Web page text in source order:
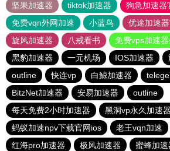
坚果加速器
tiktok加速器
狗急加速器
免费vqn外网加速
小蓝鸟 优途加速
旋风加速器
八戒看书
免费vps加速
黑豹加速器
一元机场 IOS加速器
outline
快连vp 白鲸加速器
BitzNet加速器
安易加速器
outline
每天免费2小时加速器
黑洞vp永久加速器
蚂蚁加速npv下载官网ios
老王vqn加速
红海pro加速器
极风加速器 蜜蜂加速